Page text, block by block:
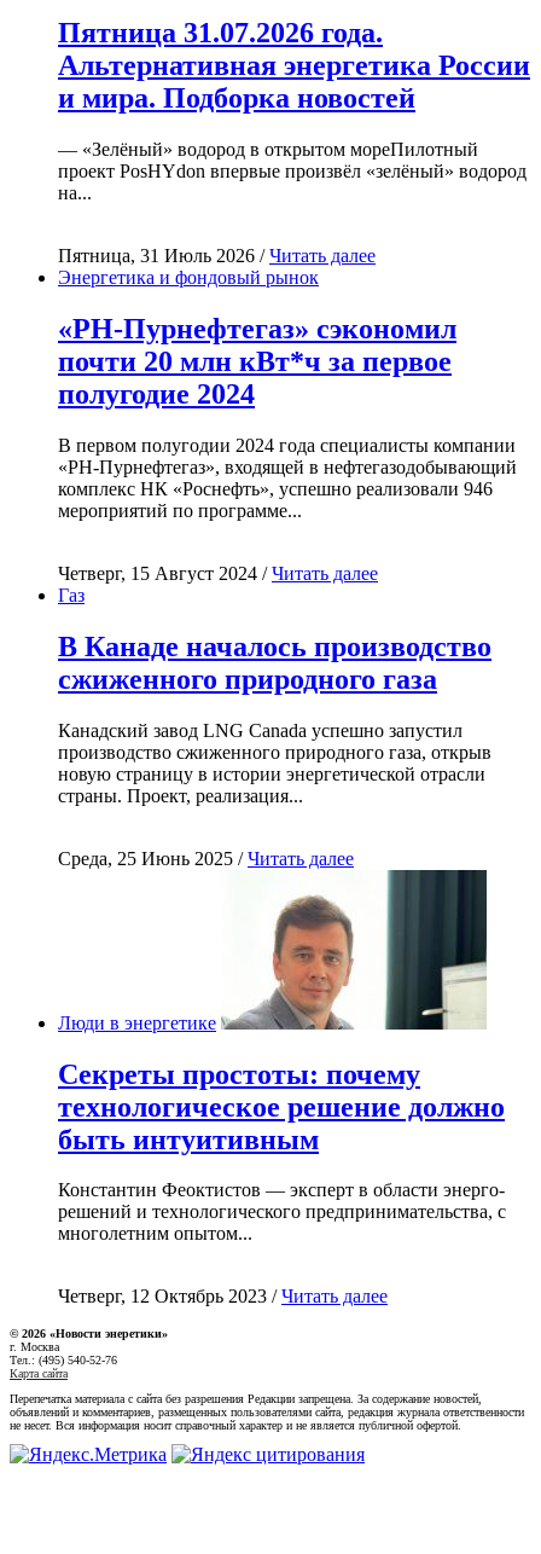
Пятница 31.07.2026 года.
Альтернативная энергетика России
и мира. Подборка новостей
— «Зелёный» водород в открытом мореПилотный
проект PosHYdon впервые произвёл «зелёный» водород
на...
Пятница, 31 Июль 2026 /Читать далее
Энергетика и фондовый рынок
«РН-Пурнефтегаз» сэкономил
почти 20 млн кВт*ч за первое
полугодие 2024
В первом полугодии 2024 года специалисты компании
«РН-Пурнефтегаз», входящей в нефтегазодобывающий
комплекс НК «Роснефть», успешно реализовали 946
мероприятий по программе...
Четверг, 15 Август 2024 /Читать далее
Газ
В Канаде началось производство
сжиженного природного газа
Канадский завод LNG Canada успешно запустил
производство сжиженного природного газа, открыв
новую страницу в истории энергетической отрасли
страны. Проект, реализация...
Среда, 25 Июнь 2025 /Читать далее
Люди в энергетике
Секреты простоты: почему
технологическое решение должно
быть интуитивным
Константин Феоктистов — эксперт в области энерго-
решений и технологического предпринимательства, с
многолетним опытом...
Четверг, 12 Октябрь 2023 /Читать далее
© 2026 «Новости энеретики»
г. Москва
Тел.: (495) 540-52-76
Карта сайта
Перепечатка материала с сайта без разрешения Редакции запрещена. За содержание новостей,
объявлений и комментариев, размещенных пользователями сайта, редакция журнала ответственности
не несет. Вся информация носит справочный характер и не является публичной офертой.